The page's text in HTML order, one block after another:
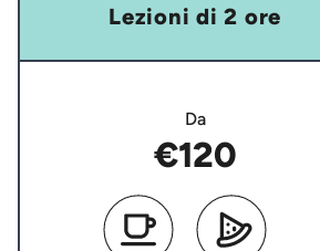
Lezioni di 2 ore
Da
€120